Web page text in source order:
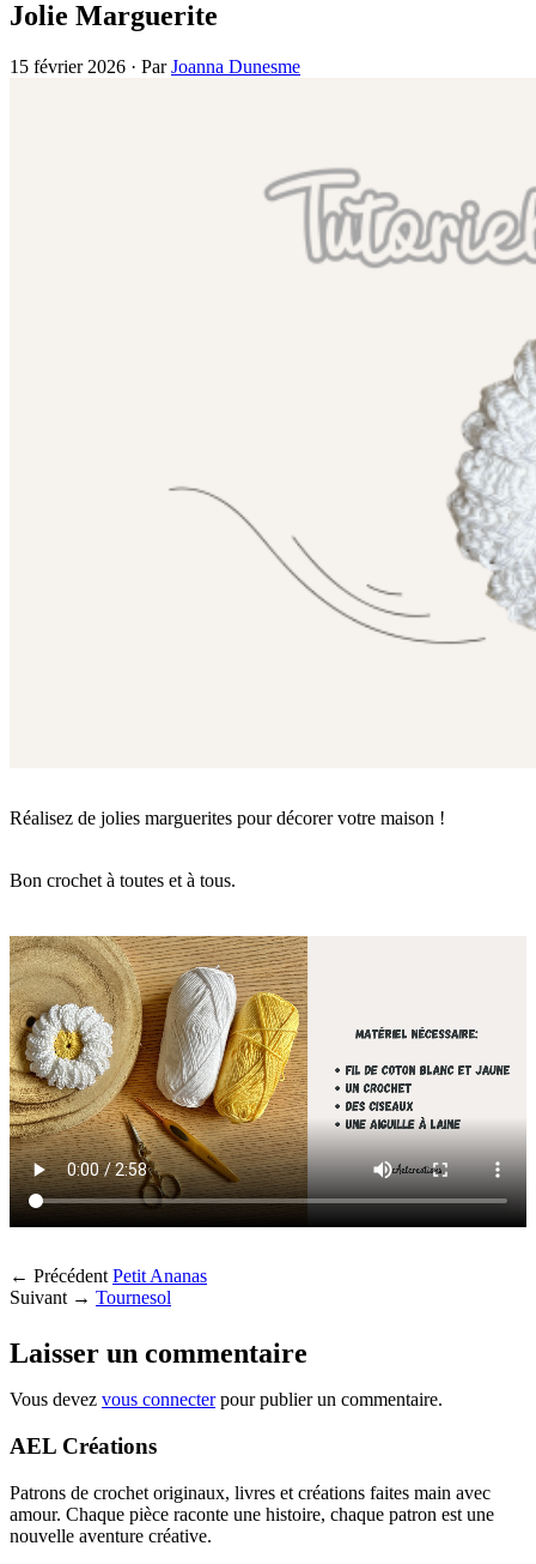
Jolie Marguerite
15 février 2026 · ParJoanna Dunesme
Réalisez de jolies marguerites pour décorer votre maison !
Bon crochet à toutes et à tous.
← Précédent Petit Ananas
Suivant → Tournesol
Laisser un commentaire
Vous devez vous connecterpour publier un commentaire.
AEL Créations
Patrons de crochet originaux, livres et créations faites main avec
amour. Chaque pièce raconte une histoire, chaque patron est une
nouvelle aventure créative.